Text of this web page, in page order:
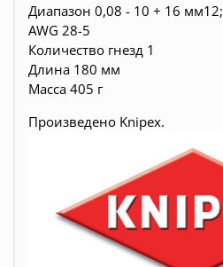
Диапазон 0,08 - 10 + 16 мм12;
AWG 28-5
Количество гнезд 1
Длина 180 мм
Масса 405 г
Произведено Knipex.